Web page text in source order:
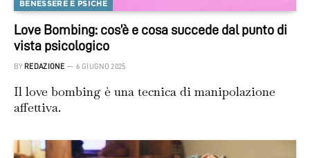
BENESSERE E PSICHE
Love Bombing: cos’è e cosa succede dal punto di
vista psicologico
BY REDAZIONE 6 GIUGNO 2025
Il love bombing è una tecnica di manipolazione
affettiva.